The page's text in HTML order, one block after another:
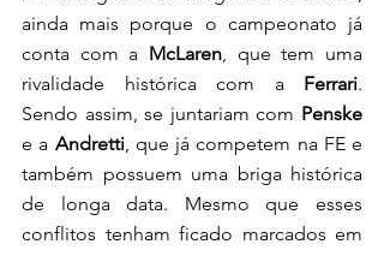
ainda mais porque o campeonato já
conta com a McLaren, que tem uma
rivalidade histórica com a Ferrari.
Sendo assim, se juntariam com
e a Andretti, que já competem na FE e
também possuem uma briga histórica
de longa data. Mesmo que esses
conflitos tenham ficado marcados em